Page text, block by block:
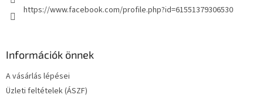
https://www.facebook.com/profile.php?id=61551379306530
Információk önnek
A vásárlás lépései
Üzleti feltételek (ÁSZF)